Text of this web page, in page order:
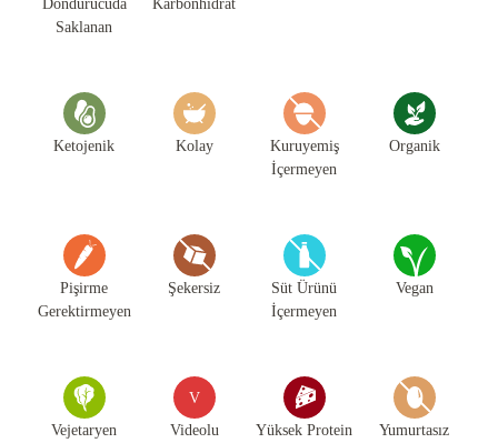
Dondurucuda
Saklanan
Karbonhidrat
Ketojenik Kolay
Kuruyemiş
İçermeyen
Organik
Pişirme
Gerektirmeyen
Şekersiz
Süt Ürünü
İçermeyen
Vegan
Vejetaryen
V
Videolu Yüksek Protein Yumurtasız